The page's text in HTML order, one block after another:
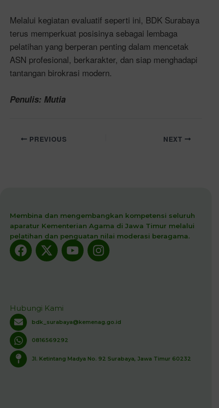
Melalui kegiatan evaluatif seperti ini, BDK Surabaya
terus memperkuat posisinya sebagai lembaga
pelatihan yang berperan penting dalam mencetak
ASN profesional, berkarakter, dan siap menghadapi
tantangan birokrasi modern.
Penulis: Mutia
PREVIOUS NEXT
Membina dan mengembangkan kompetensi seluruh
aparatur Kementerian Agama di Jawa Timur melalui
pelatihan dan penguatan nilai moderasi beragama.
Facebook
X-
twitter
YoutubeInstagram
Hubungi Kami
bdk_surabaya@kemenag.go.id
0816569292
Jl. Ketintang Madya No. 92 Surabaya, Jawa Timur 60232